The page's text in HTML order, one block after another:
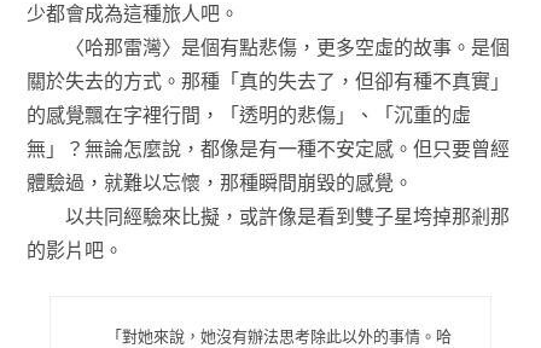
少都會成為這種旅人吧。
〈哈那雷灣〉是個有點悲傷，更多空虛的故事。是個
關於失去的方式。那種「真的失去了，但卻有種不真實」
的感覺飄在字裡行間，「透明的悲傷」、「沉重的虛
無」？無論怎麼說，都像是有一種不安定感。但只要曾經
體驗過，就難以忘懷，那種瞬間崩毀的感覺。
以共同經驗來比擬，或許像是看到雙子星垮掉那剎那
的影片吧。
「對她來說，她沒有辦法思考除此以外的事情。哈